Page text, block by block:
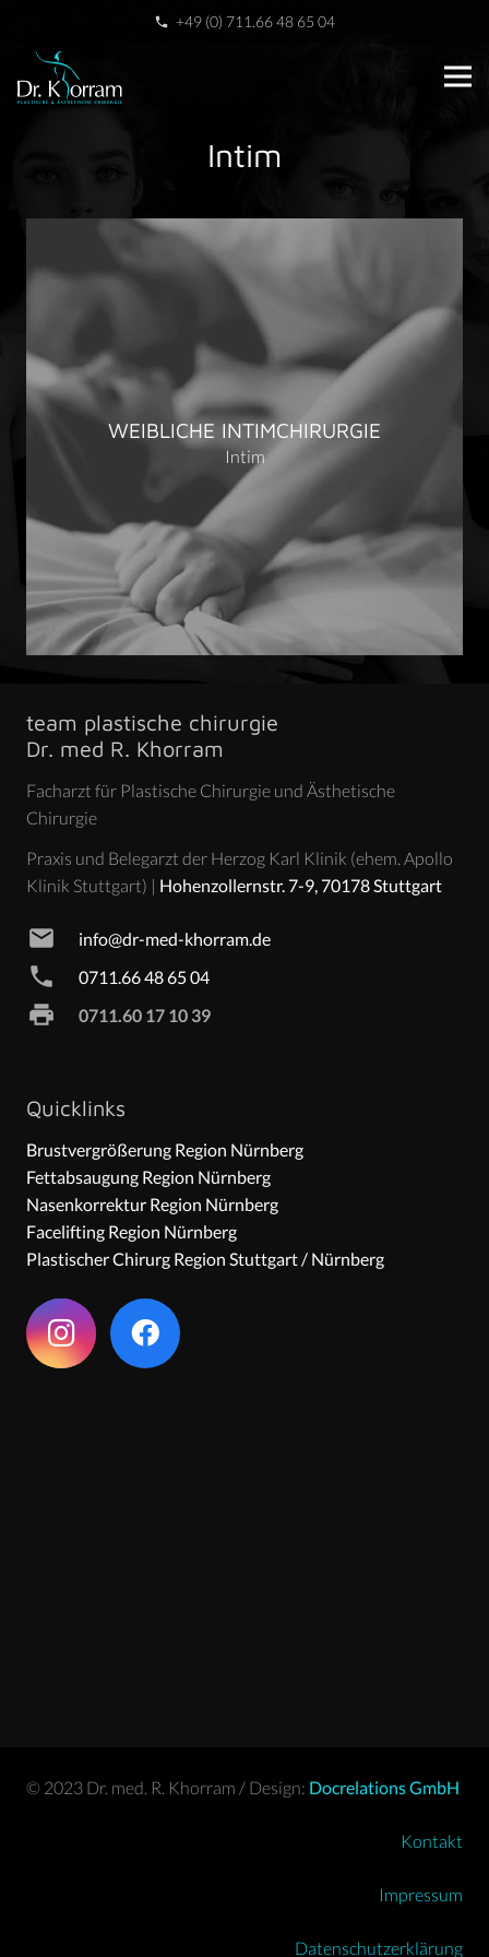
phone +49 (0) 711.66 48 65 04
Intim
WEIBLICHE INTIMCHIRURGIE
Intim
team plastische chirurgie
Dr. med R. Khorram
Facharzt für Plastische Chirurgie und Ästhetische
Chirurgie
Praxis und Belegarzt der Herzog Karl Klinik (ehem. Apollo
Klinik Stuttgart) | Hohenzollernstr. 7-9, 70178 Stuttgart
mail info@dr-med-khorram.de
phone 0711.66 48 65 04
print 0711.60 17 10 39
Quicklinks
Brustvergrößerung Region Nürnberg
Fettabsaugung Region Nürnberg
Nasenkorrektur Region Nürnberg
Facelifting Region Nürnberg
Plastischer Chirurg Region Stuttgart / Nürnberg
© 2023 Dr. med. R. Khorram / Design: Docrelations GmbH
Kontakt
Impressum
Datenschutzerklärung